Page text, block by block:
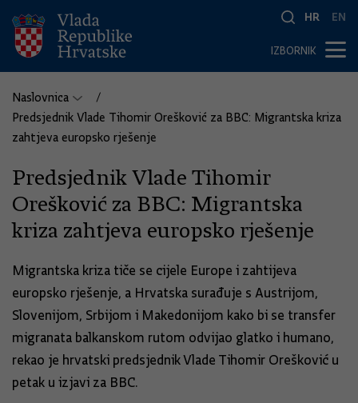
HR EN
IZBORNIK
Naslovnica
Predsjednik Vlade Tihomir Orešković za BBC: Migrantska kriza
zahtjeva europsko rješenje
Predsjednik Vlade Tihomir
Orešković za BBC: Migrantska
kriza zahtjeva europsko rješenje
Migrantska kriza tiče se cijele Europe i zahtijeva
europsko rješenje, a Hrvatska surađuje s Austrijom,
Slovenijom, Srbijom i Makedonijom kako bi se transfer
migranata balkanskom rutom odvijao glatko i humano,
rekao je hrvatski predsjednik Vlade Tihomir Orešković u
petak u izjavi za BBC.